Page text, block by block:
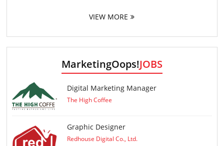
VIEW MORE
MarketingOops!JOBS
Digital Marketing Manager
The High Coffee
Graphic Designer
Redhouse Digital Co., Ltd.